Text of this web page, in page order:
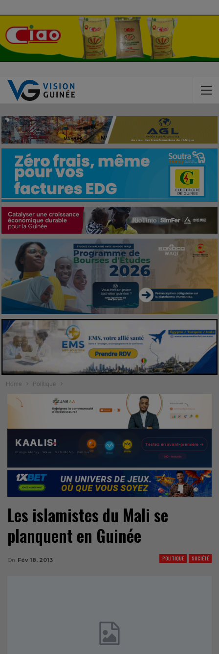
Home Politique
Les islamistes du Mali se
planquent en Guinée
POLITIQUE SOCIÉTÉ
On Fév 18, 2013